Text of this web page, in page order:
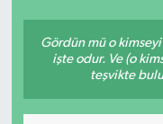
Gördün mü o
işte odur. Ve (o
teşvikte